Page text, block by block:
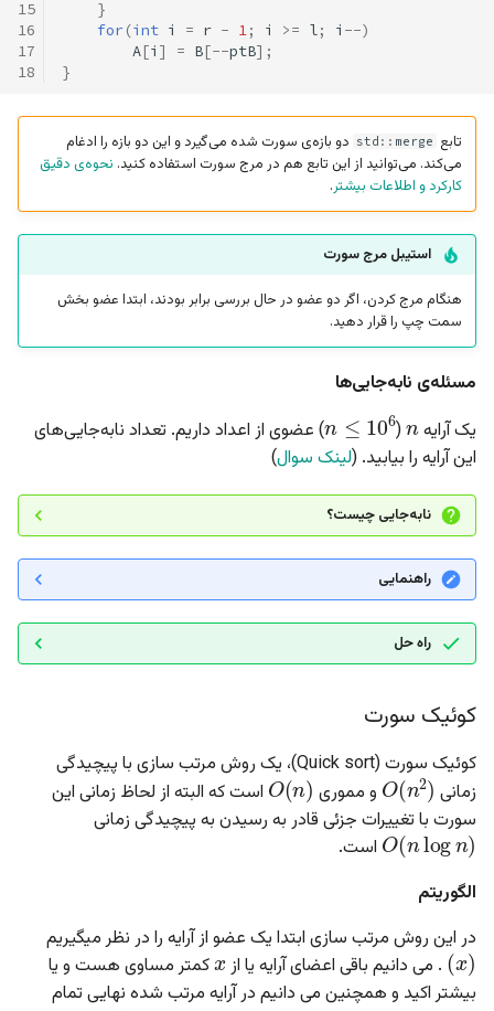
15
16
17
18
}
for(int i = r - 1; i >= l; i --)
A[i ] = B[--ptB];
}
تابع ‍ std :: merge
دو بازه‌ی سورت شده می‌گیرد و این دو بازه را ادغام
می‌کند. می‌توانید از این تابع هم در مرج سورت استفاده کنید. نحوه‌ی دقیق
کارکرد و اطلاعات بیشتر.
استیبل مرج سورت
هنگام مرج کردن، اگر دو عضو در حال بررسی برابر بودند، ابتدا عضو بخش
سمت چپ را قرار دهید.
مسئله‌ی نابه‌جایی‌ها
یک آرایه
n
(
≤106
) عضوی از اعداد داریم. تعداد نابه‌جایی‌های
این آرایه را بیابید. (لینک سوال)
نابه‌جایی چیست؟
راهنمایی
راه حل
کوئیک سورت
کوئیک سورت (‌Quick sort)، یک روش مرتب سازی با پیچیدگی
زمانی
O(n2) و مموری
O(n)
است که البته از لحاظ زمانی این
سورت با تغییرات جزئی قادر به رسیدن به پیچیدگی زمانی
O(nlogn
است.
الگوریتم
در این روش مرتب سازی ابتدا یک عضو از آرایه را در نظر میگیریم
(
x
)
. می دانیم باقی اعضای آرایه یا از
x
کمتر مساوی هست و یا
بیشتر اکید و همچنین می دانیم در آرایه مرتب شده نهایی تمام